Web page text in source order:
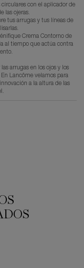
con el aplicador de
las ojeras.
tus arrugas y tus líneas de
Crema Contorno de
al tiempo que actúa contra
arrugas en los ojos y los
Lancôme velamos para
a la altura de las